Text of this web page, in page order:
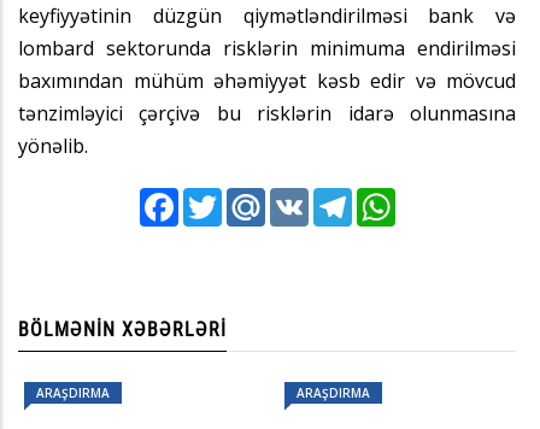
keyfiyyətinin düzgün qiymətləndirilməsi bank və
lombard sektorunda risklərin minimuma endirilməsi
baxımından mühüm əhəmiyyət kəsb edir və mövcud
tənzimləyici çərçivə bu risklərin idarə olunmasına
yönəlib.
FacebookTwitterMail.RuVK Telegram
BÖLMƏNIN XƏBƏRLƏRI
ARAŞDIRMA ARAŞDIRMA